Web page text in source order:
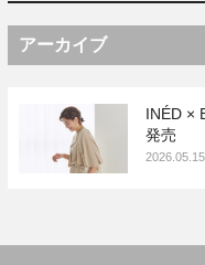
アーカイブ
INÉD ×
発売
2026.05.15